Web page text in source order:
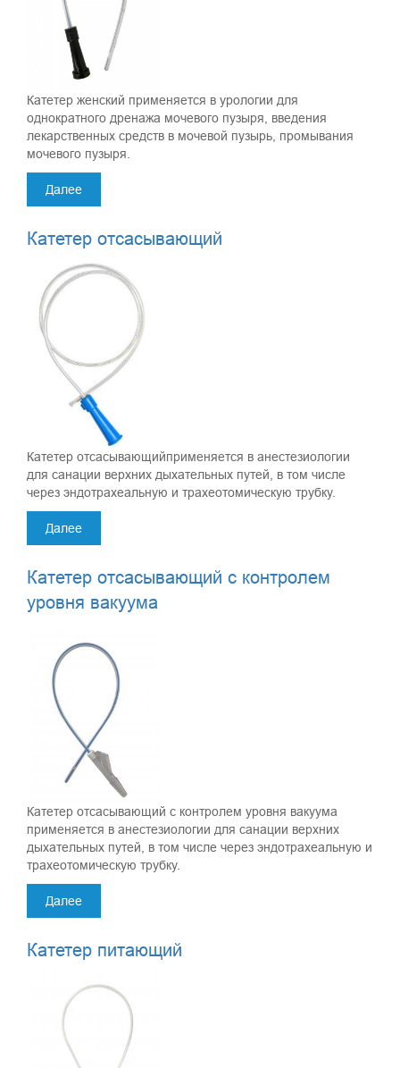
Катетер женский применяется в урологии для
однократного дренажа мочевого пузыря, введения
лекарственных средств в мочевой пузырь, промывания
мочевого пузыря.
Далее
Катетер отсасывающий
Катетер отсасывающийприменяется в анестезиологии
для санации верхних дыхательных путей, в том числе
через эндотрахеальную и трахеотомическую трубку.
Далее
Катетер отсасывающий с контролем
уровня вакуума
Катетер отсасывающий с контролем уровня вакуума
применяется в анестезиологии для санации верхних
дыхательных путей, в том числе через эндотрахеальную и
трахеотомическую трубку.
Далее
Катетер питающий